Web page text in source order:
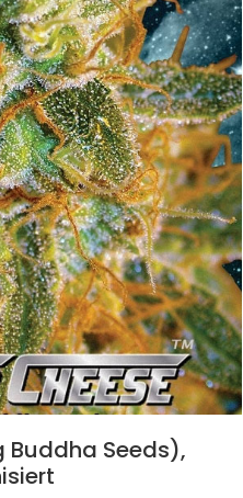
Buddha Seeds),